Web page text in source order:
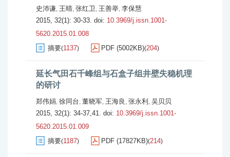
史沛谦, 王晴, 张红卫, 王善举, 李保慧
2015, 32(1): 30-33. doi: 10.3969/j.issn.1001-
5620.2015.01.008
摘要(1137) PDF (5002KB)(204)
延长气田石千峰组与石盒子组井壁失稳机理
的研讨
郑伟娟, 徐同台, 董晓军, 王海良 , 张永利 , 吴贝贝
2015, 32(1): 34-37,41. doi: 10.3969/j.issn.1001-
5620.2015.01.009
摘要(1187) PDF (17827KB)(214)